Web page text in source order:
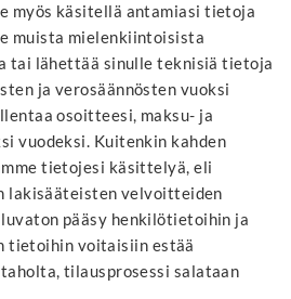
myös käsitellä antamiasi tietoja
muista mielenkiintoisista
tai lähettää sinulle teknisiä tietoja
ja verosäännösten vuoksi
osoitteesi, maksu- ja
vuodeksi. Kuitenkin kahden
tietojesi käsittelyä, eli
lakisääteisten velvoitteiden
pääsy henkilötietoihin ja
voitaisiin estää
tilausprosessi salataan